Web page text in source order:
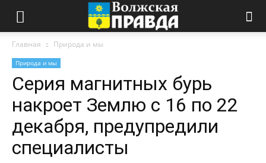
Главная Природа и мы
Природа и мы
Серия магнитных бурь
накроет Землю с 16 по 22
декабря, предупредили
специалисты